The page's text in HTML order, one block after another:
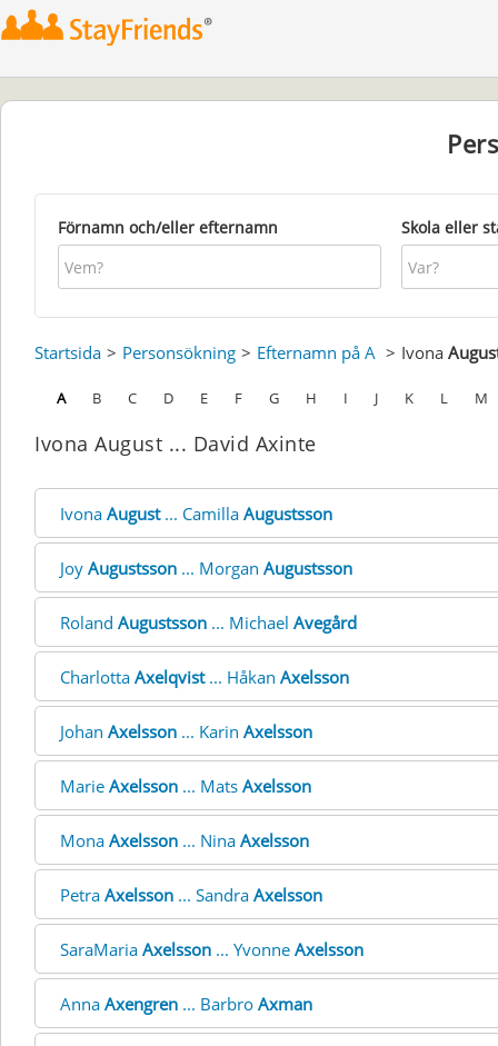
Förnamn och/eller efternamn Skola eller
Startsida Personsökning Efternamn på A Ivona
A B C D E F G H I J K L M
Ivona August ... David Axinte
Ivona August... Camilla Augustsson
Joy Augustsson ... Morgan Augustsson
Roland Augustsson ... Michael Avegård
Charlotta Axelqvist... Håkan Axelsson
Johan Axelsson ... Karin Axelsson
Marie Axelsson ... Mats Axelsson
Mona Axelsson ... Nina Axelsson
Petra Axelsson ... Sandra Axelsson
SaraMaria Axelsson ... Yvonne Axelsson
Anna Axengren ... Barbro Axman